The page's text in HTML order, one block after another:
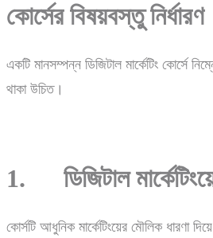
কোর্সেরবিষয়বস্তুনির্ধারণ
একটি মানসম্পন্ন ডিজিটাল মার্কেটিং কোর্সে
থাকা উচিত।
1. ডিজিটাল
কোর্সটি আধুনিক মার্কেটিংয়ের মৌলিক ধারণা